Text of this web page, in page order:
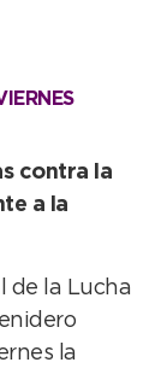
contra la
a la
de la Lucha
la